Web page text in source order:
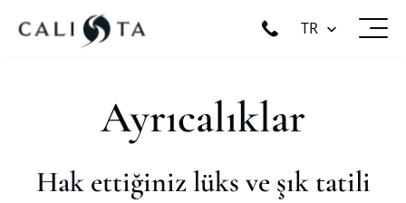
TR
Ayrıcalıklar
Hak ettiğiniz lüks ve şık tatili